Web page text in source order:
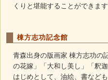
くりと堪能することができます
棟方志功記念館
青森出身の版画家 棟方志功の
の花嫁」「大和し美し」「釈
はじめとして、油絵、書など